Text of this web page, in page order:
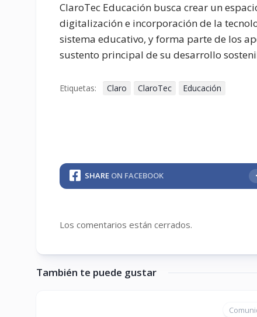
ClaroTec Educación busca crear un
digitalización e incorporación de la
sistema educativo, y forma parte de los
sustento principal de su desarrollo
Etiquetas: Claro ClaroTec Educación
SHARE ON FACEBOOK
Los comentarios están cerrados.
También te puede gustar